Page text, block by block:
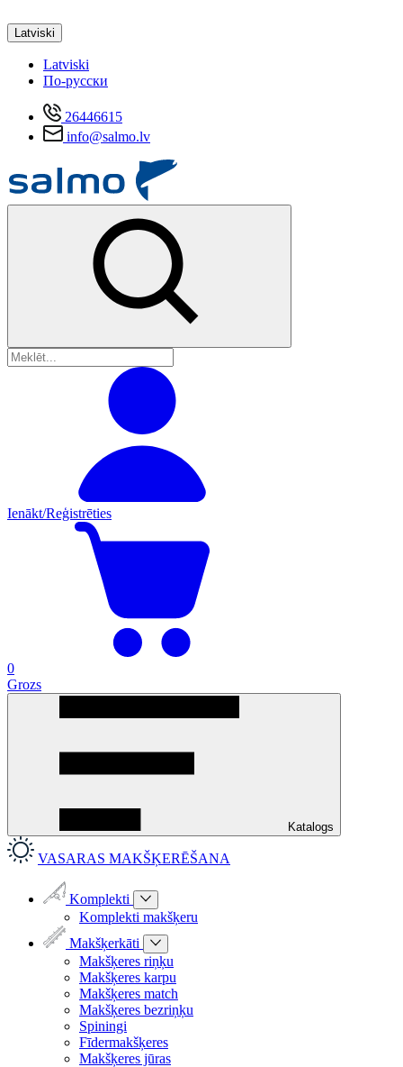
Latviski
Latviski
По-русски
26446615
info@salmo.lv
Ienākt/Reģistrēties
0
Grozs
Katalogs
VASARAS MAKŠĶERĒŠANA
Komplekti
Komplekti makšķeru
Makšķerkāti
Makšķeres riņķu
Makšķeres karpu
Makšķeres match
Makšķeres bezriņķu
Spiningi
Fīdermakšķeres
Makšķeres jūras